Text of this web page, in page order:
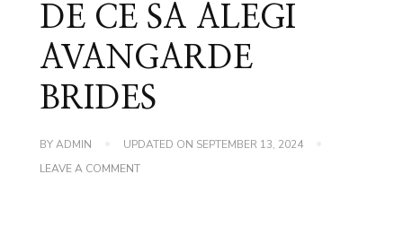
DE CE SA ALEGI
AVANGARDE
BRIDES
BYADMIN UPDATED ON SEPTEMBER 13, 2024
LEAVE A COMMENTON